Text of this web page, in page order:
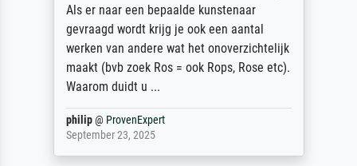
Als er naar een bepaalde kunstenaar
gevraagd wordt krijg je ook een aantal
werken van andere wat het onoverzichtelijk
maakt (bvb zoek Ros = ook Rops, Rose etc).
Waarom duidt u ...
philip@ ProvenExpert
September 23, 2025